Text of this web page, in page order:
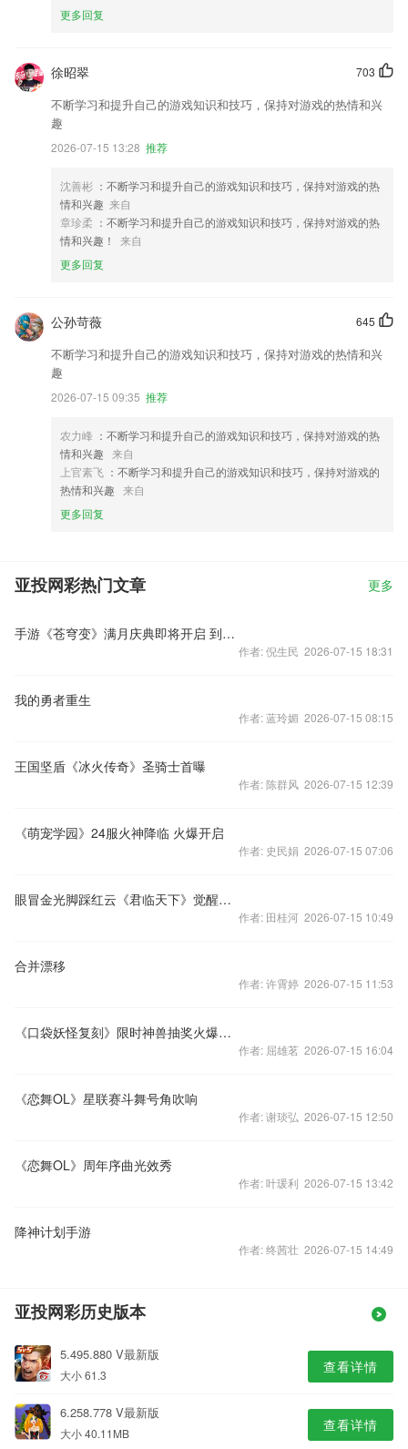
更多回复
703
徐昭翠
不断学习和提升自己的游戏知识和技巧，保持对游戏的热情和兴
趣
2026-07-15 13:28 推荐
沈善彬 ：不断学习和提升自己的游戏知识和技巧，保持对游戏的热
情和兴趣 来自
章珍柔 ：不断学习和提升自己的游戏知识和技巧，保持对游戏的热
情和兴趣！
来自
更多回复
645
公孙苛薇
不断学习和提升自己的游戏知识和技巧，保持对游戏的热情和兴
趣
2026-07-15 09:35 推荐
农力峰 ：不断学习和提升自己的游戏知识和技巧，保持对游戏的热
情和兴趣 来自
上官素飞 ：不断学习和提升自己的游戏知识和技巧，保持对游戏的
热情和兴趣 来自
更多回复
亚投网彩热门文章 更多
手游《苍穹变》满月庆典即将开启 到场神秘红颜疑似爆乳
作者: 倪生民 2026-07-15 18:31
我的勇者重生
作者: 蓝玲媚 2026-07-15 08:15
王国坚盾《冰火传奇》圣骑士首曝
作者: 陈群风 2026-07-15 12:39
《萌宠学园》24服火神降临 火爆开启
作者: 史民娟 2026-07-15 07:06
眼冒金光脚踩红云《君临天下》觉醒美图赏析
作者: 田桂河 2026-07-15 10:49
合并漂移
作者: 许霄婷 2026-07-15 11:53
《口袋妖怪复刻》限时神兽抽奖火爆开启
作者: 屈雄茗 2026-07-15 16:04
《恋舞OL》星联赛斗舞号角吹响
作者: 谢琰弘 2026-07-15 12:50
《恋舞OL》周年序曲光效秀
作者: 叶瑗利 2026-07-15 13:42
降神计划手游
作者: 终茜壮 2026-07-15 14:49
亚投网彩历史版本
5.495.880 V最新版
大小 61.3 查看详情
6.258.778 V最新版
大小 40.11MB 查看详情